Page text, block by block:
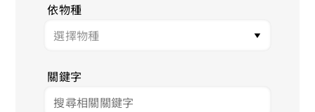
依物種
關鍵字